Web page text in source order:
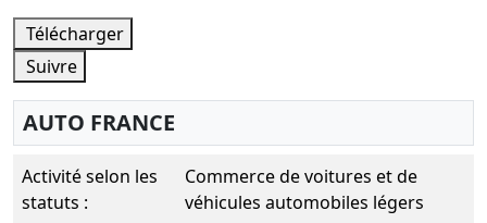
Télécharger
Suivre
AUTO FRANCE
Activité selon les
statuts :
Commerce de voitures et de
véhicules automobiles légers